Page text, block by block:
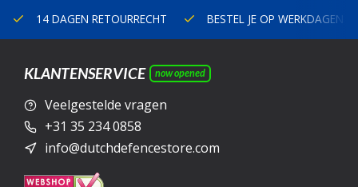
14 DAGEN RETOURRECHT BESTEL JE OP WERKDAGEN
KLANTENSERVICE now opened
Veelgestelde vragen
+31 35 234 0858
info@dutchdefencestore.com